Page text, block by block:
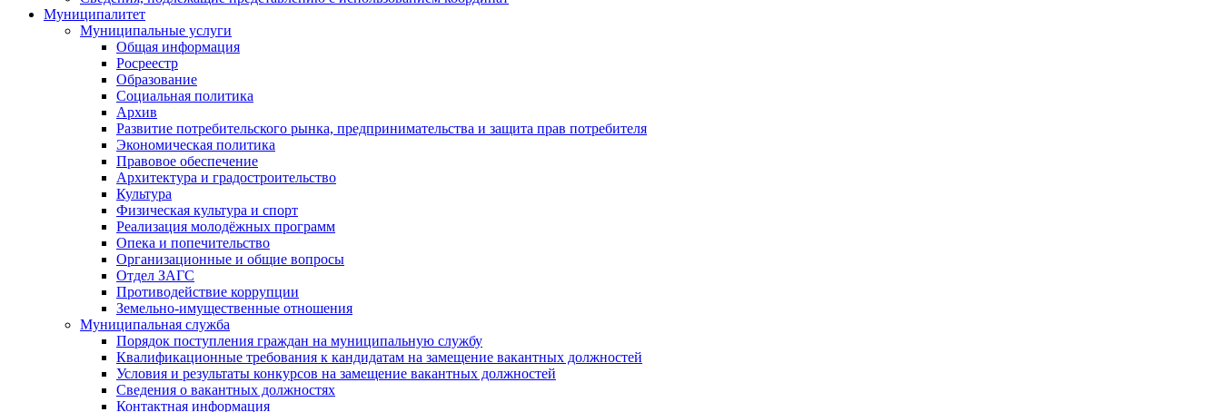
Муниципалитет
Муниципальные услуги
Общая информация
Росреестр
Образование
Социальная политика
Архив
Развитие потребительского рынка, предпринимательства и защита прав потребителя
Экономическая политика
Правовое обеспечение
Архитектура и градостроительство
Культура
Физическая культура и спорт
Реализация молодёжных программ
Опека и попечительство
Организационные и общие вопросы
Отдел ЗАГС
Противодействие коррупции
Земельно-имущественные отношения
Муниципальная служба
Порядок поступления граждан на муниципальную службу
Квалификационные требования к кандидатам на замещение вакантных должностей
Условия и результаты конкурсов на замещение вакантных должностей
Сведения о вакантных должностях
Контактная информация